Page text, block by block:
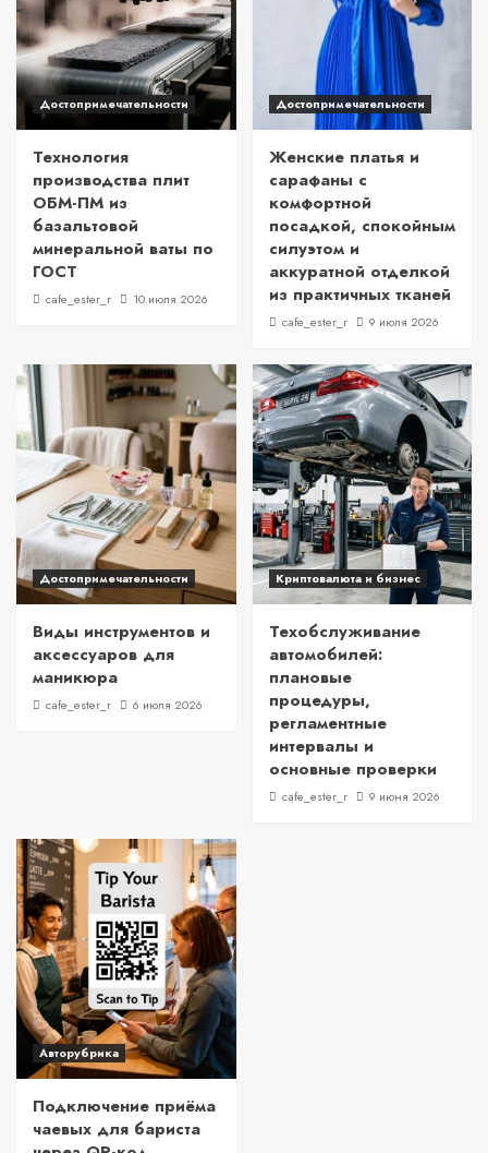
Достопримечательности
Технология
производства плит
ОБМ-ПМ из
базальтовой
минеральной ваты по
ГОСТ
cafe_ester_r 10 июля 2026
Достопримечательности
Женские платья и
сарафаны с
комфортной
посадкой, спокойным
силуэтом и
аккуратной отделкой
из практичных тканей
cafe_ester_r 9 июля 2026
Достопримечательности
Виды инструментов и
аксессуаров для
маникюра
cafe_ester_r 6 июля 2026
Криптовалюта и бизнес
Техобслуживание
автомобилей:
плановые
процедуры,
регламентные
интервалы и
основные проверки
cafe_ester_r 9 июня 2026
Авторубрика
Подключение приёма
чаевых для бариста